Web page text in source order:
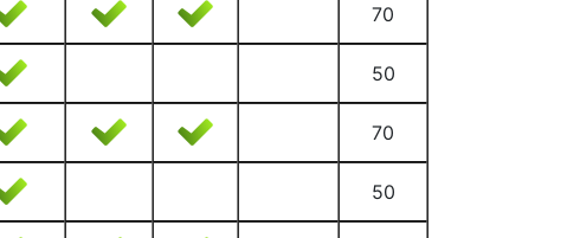
70
50
70
50